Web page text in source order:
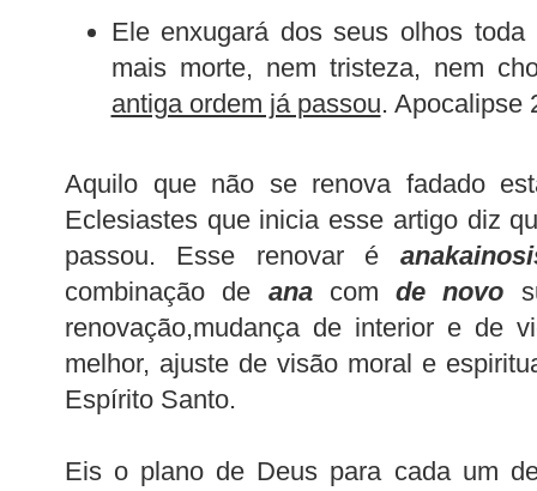
Ele enxugará dos seus olhos toda
mais morte, nem tristeza, nem
antiga ordem já passou. Apocalipse
Aquilo que não se renova fadado
Eclesiastes que inicia esse artigo diz
passou. Esse renovar é
combinação de anacomde novo
renovação,mudança de interior e de
melhor, ajuste de visão moral e
Espírito Santo.
Eis o plano de Deus para cada um